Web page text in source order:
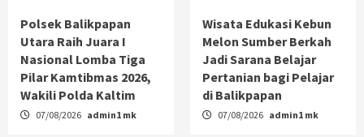
Polsek Balikpapan
Utara Raih Juara I
Nasional Lomba Tiga
Pilar Kamtibmas 2026,
Wakili Polda Kaltim
07/08/2026 admin1 mk
Wisata Edukasi Kebun
Melon Sumber Berkah
Jadi Sarana Belajar
Pertanian bagi Pelajar
di Balikpapan
07/08/2026 admin1 mk